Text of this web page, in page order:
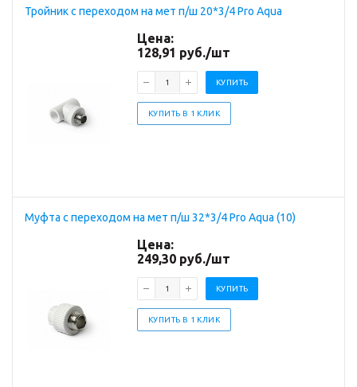
Тройник с переходом на мет п/ш 20*3/4 Pro Aqua
Цена:
128,91 руб./шт
КУПИТЬ
КУПИТЬ В 1 КЛИК
Муфта с переходом на мет п/ш 32*3/4 Pro Aqua (10)
Цена:
249,30 руб./шт
КУПИТЬ
КУПИТЬ В 1 КЛИК